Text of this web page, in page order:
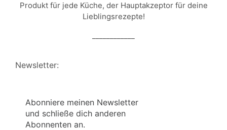
Produkt für jede Küche, der Hauptakzeptor für deine
Lieblingsrezepte!
Newsletter:
Abonniere meinen Newsletter
und schließe dich anderen
Abonnenten an.